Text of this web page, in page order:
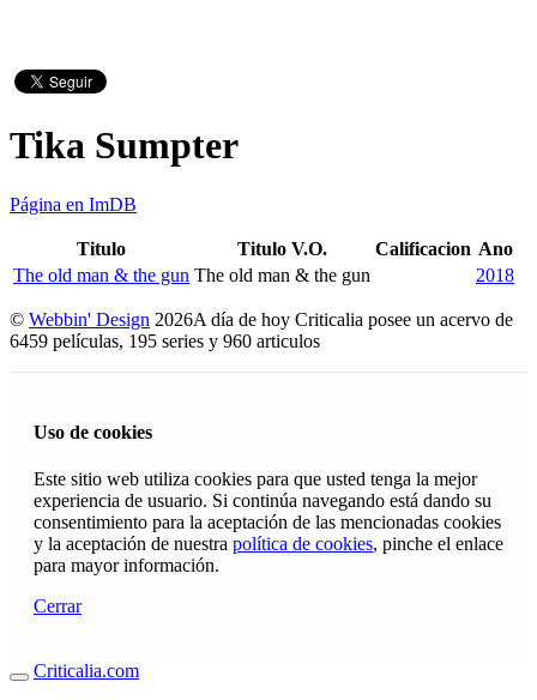
Tika Sumpter
Página en ImDB
Titulo Titulo V.O. Calificacion Ano
The old man & the gun The old man & the gun 2018
© Webbin' Design 2026A día de hoy Criticalia posee un acervo de
6459 películas, 195 series y 960 articulos
Uso de cookies
Este sitio web utiliza cookies para que usted tenga la mejor
experiencia de usuario. Si continúa navegando está dando su
consentimiento para la aceptación de las mencionadas cookies
y la aceptación de nuestra política de cookies, pinche el enlace
para mayor información.
Cerrar
Criticalia.com